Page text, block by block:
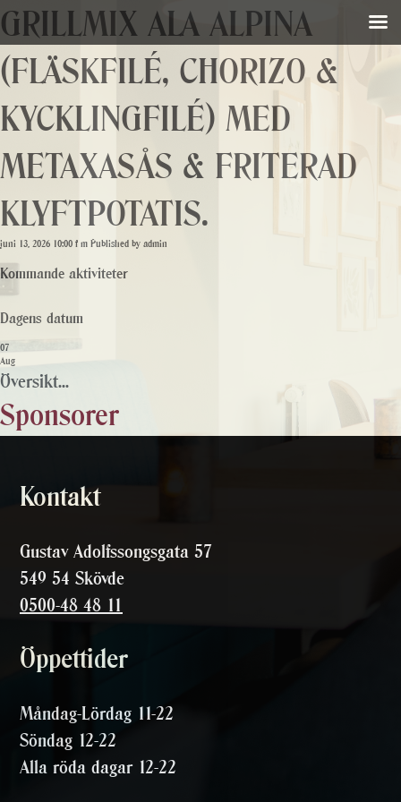
GRILLMIX ALA ALPINA
(FLÄSKFILÉ, CHORIZO &
KYCKLINGFILÉ) MED
METAXASÅS & FRITERAD
KLYFTPOTATIS.
juni 13, 2026 10:00 f m Published by admin
Kommande aktiviteter
Dagens datum
07
Aug
Översikt...
Sponsorer
Kontakt
Gustav Adolfssongsgata 57
549 54 Skövde
0500-48 48 11
Öppettider
Måndag-Lördag 11-22
Söndag 12-22
Alla röda dagar 12-22